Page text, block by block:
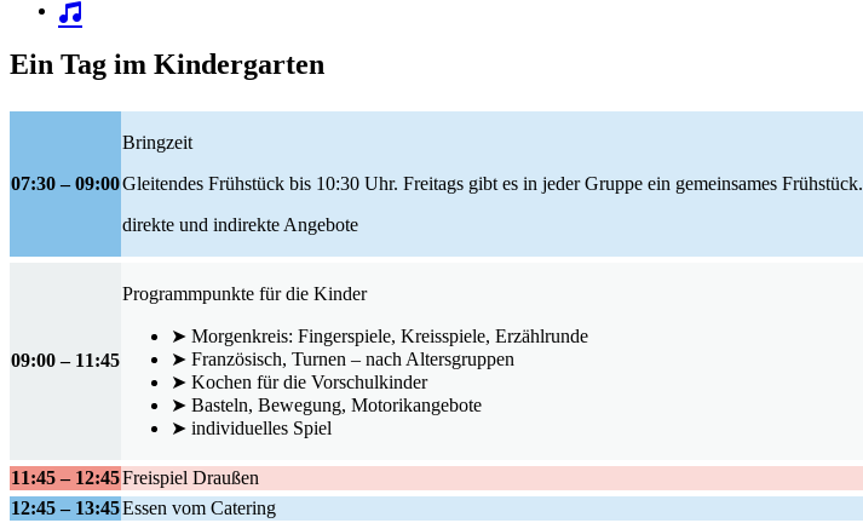
Ein Tag im Kindergarten
07:30 – 09:00
Bringzeit
Gleitendes Frühstück bis 10:30 Uhr. Freitags gibt es in jeder Gruppe ein gemeinsames Frühstück.
direkte und indirekte Angebote
09:00 – 11:45
Programmpunkte für die Kinder
➤ Morgenkreis: Fingerspiele, Kreisspiele, Erzählrunde
➤ Französisch, Turnen – nach Altersgruppen
➤ Kochen für die Vorschulkinder
➤ Basteln, Bewegung, Motorikangebote
➤ individuelles Spiel
11:45 – 12:45Freispiel Draußen
12:45 – 13:45Essen vom Catering